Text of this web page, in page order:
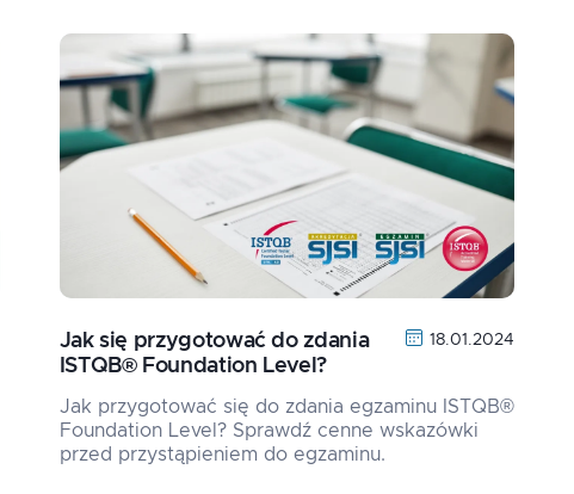
Jak się przygotować do zdania
ISTQB® Foundation Level?
18.01.2024
Jak przygotować się do zdania egzaminu ISTQB®
Foundation Level? Sprawdź cenne wskazówki
przed przystąpieniem do egzaminu.